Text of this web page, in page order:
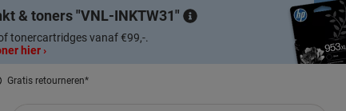
& toners VNL-INKTW31
tonercartridges vanaf €99,-.
hier ›
Gratis retourneren*